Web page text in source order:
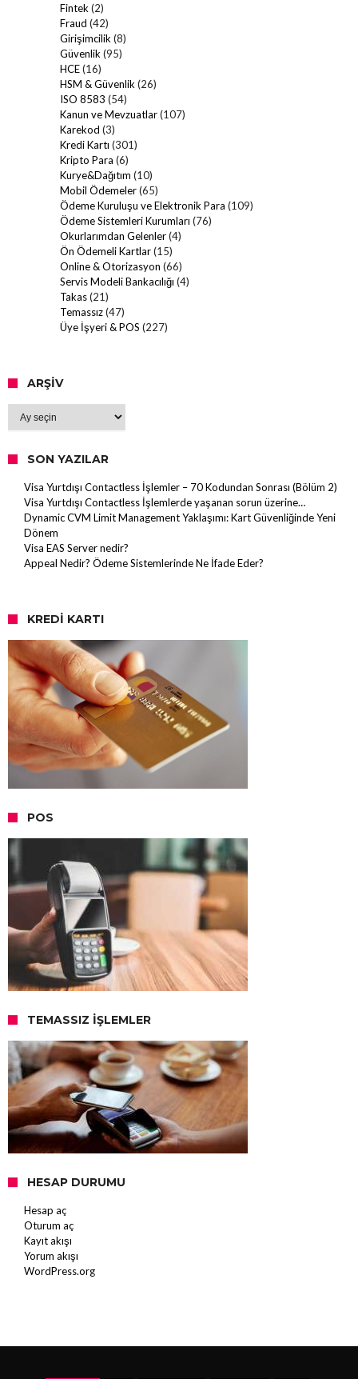
Fintek (2)
Fraud (42)
Girişimcilik (8)
Güvenlik (95)
HCE(16)
HSM & Güvenlik (26)
ISO 8583 (54)
Kanun ve Mevzuatlar(107)
Karekod (3)
Kredi Kartı (301)
Kripto Para (6)
Kurye&Dağıtım (10)
Mobil Ödemeler(65)
Ödeme Kuruluşu ve Elektronik Para (109)
Ödeme Sistemleri Kurumları (76)
Okurlarımdan Gelenler(4)
Ön Ödemeli Kartlar(15)
Online & Otorizasyon (66)
Servis Modeli Bankacılığı (4)
Takas(21)
Temassız(47)
Üye İşyeri & POS (227)
ARŞIV
SON YAZILAR
Visa Yurtdışı Contactless İşlemler – 70 Kodundan Sonrası (Bölüm 2)
Visa Yurtdışı Contactless İşlemlerde yaşanan sorun üzerine…
Dynamic CVM Limit Management Yaklaşımı: Kart Güvenliğinde Yeni
Dönem
Visa EAS Server nedir?
Appeal Nedir? Ödeme Sistemlerinde Ne İfade Eder?
KREDI KARTI
POS
TEMASSIZ İŞLEMLER
HESAP DURUMU
Hesap aç
Oturum aç
Kayıt akışı
Yorum akışı
WordPress.org